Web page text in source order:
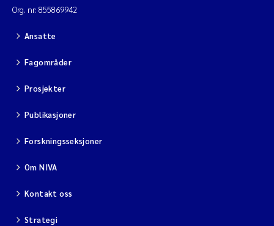
Org. nr: 855869942
Ansatte
Fagområder
Prosjekter
Publikasjoner
Forskningsseksjoner
Om NIVA
Kontakt oss
Strategi